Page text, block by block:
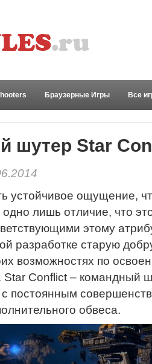
Браузерные Игры Все
шутер Star
устойчивое ощущение,
лишь отличие, что
этому
разработке старую
возможностях по
Star Conflict – командный
постоянным
обвеса.